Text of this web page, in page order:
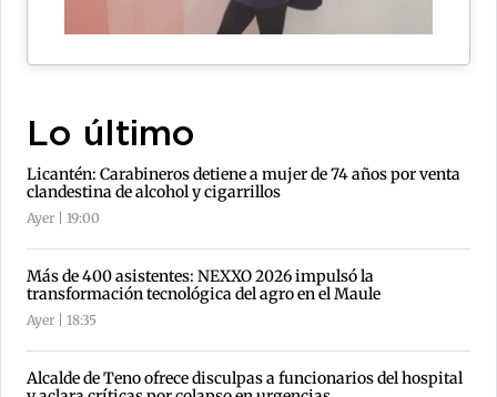
Lo último
Licantén: Carabineros detiene a mujer de 74 años por venta
clandestina de alcohol y cigarrillos
Ayer | 19:00
Más de 400 asistentes: NEXXO 2026 impulsó la
transformación tecnológica del agro en el Maule
Ayer | 18:35
Alcalde de Teno ofrece disculpas a funcionarios del hospital